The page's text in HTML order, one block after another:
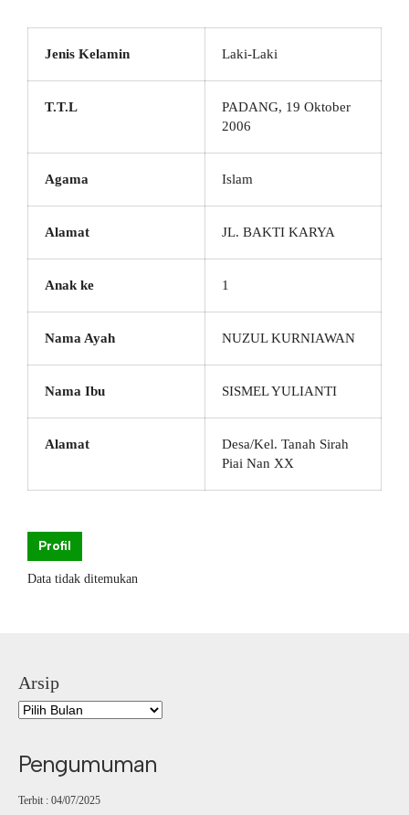
Jenis Kelamin Laki-Laki
T.T.L
PADANG, 19 Oktober
2006
Agama Islam
Alamat JL. BAKTI KARYA
Anak ke 1
Nama Ayah NUZUL KURNIAWAN
Nama Ibu SISMEL YULIANTI
Alamat
Desa/Kel. Tanah Sirah
Piai Nan XX
Profil
Data tidak ditemukan
Arsip
Pengumuman
Terbit : 04/07/2025